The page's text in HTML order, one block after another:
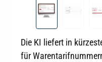
Die KI liefert in
für